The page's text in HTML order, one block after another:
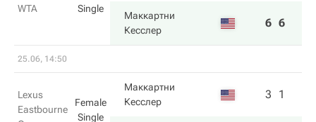
WTA
Single
Маккартни
Кесслер
6 6
25.06, 14:50
Lexus
Eastbourne
Female
Single
Маккартни
Кесслер
3 1